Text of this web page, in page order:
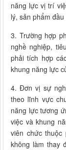
năng lực vị trí
lý, sản phẩm
3. Trường hợp
nghề nghiệp,
phải tích hợp
khung năng lực
4. Đơn vị sự
theo lĩnh vực
năng lực tương
việc và khung
viên chức
không làm thay